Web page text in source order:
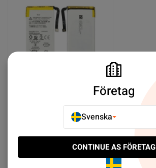
Köp nu
Företag
Svenska
CONTINUE AS FÖRETAG